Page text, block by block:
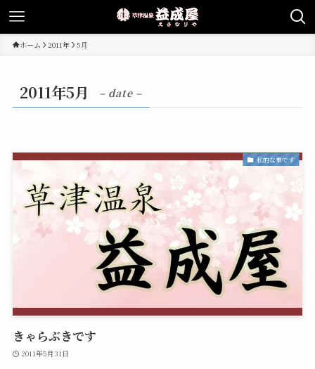
ホーム 2011年 5月
2011年5月 – date –
私的な事です
きゃらぶきです
2011年5月31日